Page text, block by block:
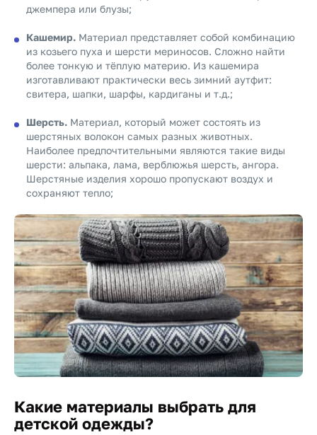
джемпера или блузы;
Кашемир. Материал представляет собой комбинацию
из козьего пуха и шерсти мериносов. Сложно найти
более тонкую и тёплую материю. Из кашемира
изготавливают практически весь зимний аутфит:
свитера, шапки, шарфы, кардиганы и т.д.;
Шерсть. Материал, который может состоять из
шерстяных волокон самых разных животных.
Наиболее предпочтительными являются такие виды
шерсти: альпака, лама, верблюжья шерсть, ангора.
Шерстяные изделия хорошо пропускают воздух и
сохраняют тепло;
Какие материалы выбрать для
детской одежды?